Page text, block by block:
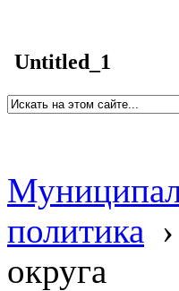
Untitled_1
политика ›
округа